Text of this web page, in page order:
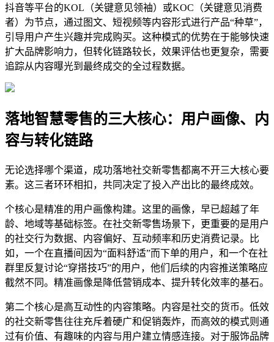
抖音等平台的KOL（关键意见领袖）或KOC（关键意见消费
者）为节点，通过图文、短视频等内容形式进行产品“种草”，
引导用户产生兴趣并完成购买。这种模式的优势在于能够快速
扩大品牌影响力，但转化链路较长，效果评估也更复杂，需要
追踪从内容曝光到最终成交的全过程数据。
落地智慧零售的三大核心：用户画像、内
容与转化链路
无论选择哪个渠道，成功落地社交新零售都离不开三大核心要
素。这三者环环相扣，共同决定了投入产出比的最终成效。
个核心是精准的用户画像构建。这里的画像，早已超越了年
龄、地域等基础标签。在社交新零售场景下，更重要的是用户
的社交行为数据、内容偏好、互动频率和历史消费记录。比
如，一个在直播间因为“面料舒适”而下单的用户，和一个在社
群里反复讨论“穿搭技巧”的用户，他们后续的内容推送策略应
截然不同。精准画像是降低营销成本、提升转化效率的基石。
第二个核心是高互动性的内容策略。内容是社交的货币。低效
的社交新零售往往充斥着硬广和促销轰炸，而高效的模式则通
过有价值、有趣味的内容与用户建立情感连接。对于服饰品牌